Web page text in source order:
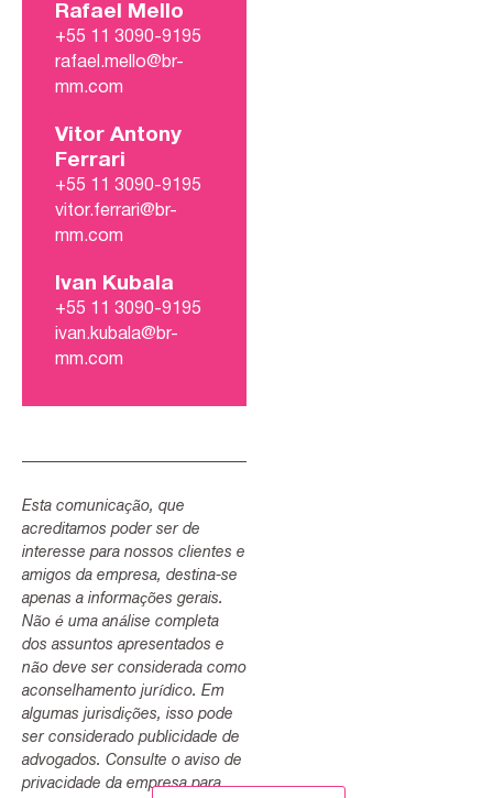
Rafael Mello
+55 11 3090-9195
rafael.mello@br-
mm.com
Vitor Antony
Ferrari
+55 11 3090-9195
vitor.ferrari@br-
mm.com
Ivan Kubala
+55 11 3090-9195
ivan.kubala@br-
mm.com
Esta comunicação, que
acreditamos poder ser de
interesse para nossos clientes e
amigos da empresa, destina-se
apenas a informações gerais.
Não é uma análise completa
dos assuntos apresentados e
não deve ser considerada como
aconselhamento jurídico. Em
algumas jurisdições, isso pode
ser considerado publicidade de
advogados. Consulte o aviso de
privacidade da empresa para